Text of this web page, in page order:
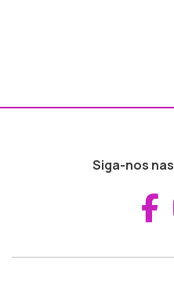
Siga-nos